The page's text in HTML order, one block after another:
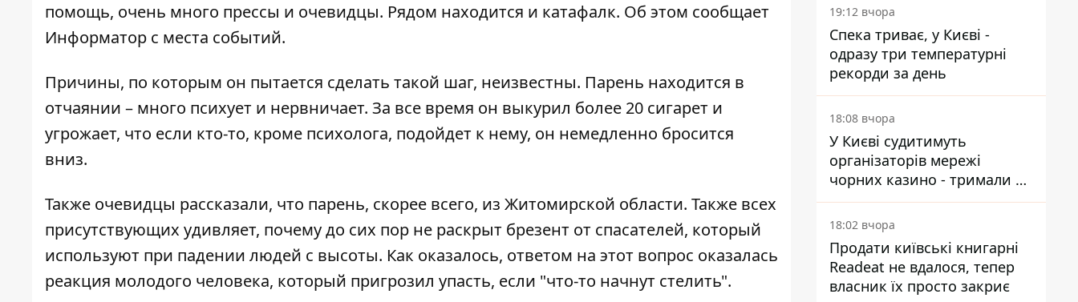
помощь, очень много прессы и очевидцы. Рядом находится и катафалк. Об этом сообщает
Информатор с места событий.
Причины, по которым он пытается сделать такой шаг, неизвестны. Парень находится в
отчаянии – много психует и нервничает. За все время он выкурил более 20 сигарет и
угрожает, что если кто-то, кроме психолога, подойдет к нему, он немедленно бросится
вниз.
Также очевидцы рассказали, что парень, скорее всего, из Житомирской области. Также всех
присутствующих удивляет, почему до сих пор не раскрыт брезент от спасателей, который
используют при падении людей с высоты. Как оказалось, ответом на этот вопрос оказалась
реакция молодого человека, который пригрозил упасть, если "что-то начнут стелить".
19:12 вчора
Спека триває, у Києві -
одразу три температурні
рекорди за день
18:08 вчора
У Києві судитимуть
організаторів мережі
чорних казино - тримали 39
закладів
18:02 вчора
Продати київські книгарні
Readeat не вдалося, тепер
власник їх просто закриє